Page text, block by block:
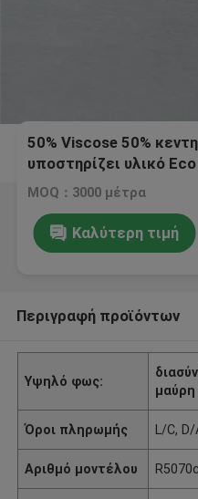
50% Viscose 50%
υποστηρίζει υλικό
MOQ：3000 μέτρα
Καλύτερη τιμή
Περιγραφή προϊόντων
Υψηλό φως:
μαύρη
Όροι πληρωμής L/C,
Αριθμό μοντέλου